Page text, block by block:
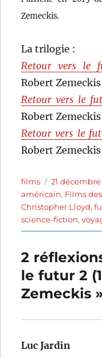
Zemeckis.
La trilogie :
Retour vers le
Robert
Retour vers le
Robert
Retour vers le
Robert
Auteur
films
Publié
le
21 décembre
américain, Films
Christopher Lloyd,
science-fiction,
2
le futur 2
Zemeckis »
Luc Jardin